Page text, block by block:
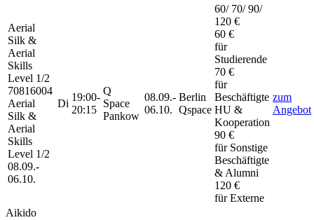
Aerial
Silk &
Aerial
Skills
Level 1/2
70816004
Aerial
Silk &
Aerial
Skills
Level 1/2
08.09.-
06.10.
Di
19:00-
20:15
Q
Space
Pankow
08.09.-
06.10.
Berlin
Qspace
60/ 70/ 90/
120 €
60 €
für
Studierende
70 €
für
Beschäftigte
HU &
Kooperation
90 €
für Sonstige
Beschäftigte
& Alumni
120 €
für Externe
zum
Angebot
Aikido